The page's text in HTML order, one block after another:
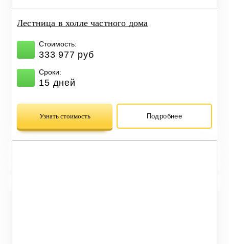
Лестница в холле частного дома
Стоимость:
333 977 руб
Сроки:
15 дней
Узнать стоимость Подробнее